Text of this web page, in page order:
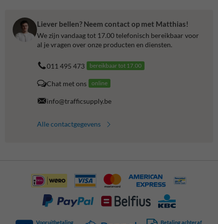
Liever bellen? Neem contact op met Matthias!
We zijn vandaag tot 17.00 telefonisch bereikbaar voor
al je vragen over onze producten en diensten.
011 495 473 bereikbaar tot 17.00
Chat met ons online
info@trafficsupply.be
Alle contactgegevens
Vooruitbetaling
Betaling achteraf